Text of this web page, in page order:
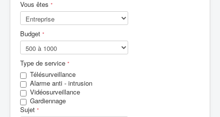
Vous êtes *
Budget *
Type de service *
Télésurveillance
Alarme anti - intrusion
Vidéosurveillance
Gardiennage
Sujet *